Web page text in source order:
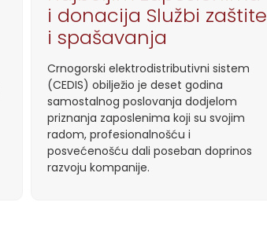
i donacija Službi zaštite
i spašavanja
Crnogorski elektrodistributivni sistem
(CEDIS) obilježio je deset godina
samostalnog poslovanja dodjelom
priznanja zaposlenima koji su svojim
radom, profesionalnošću i
posvećenošću dali poseban doprinos
razvoju kompanije.